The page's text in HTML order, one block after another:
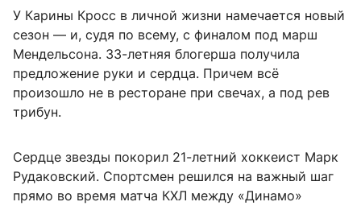
У Карины Кросс в личной жизни намечается новый
сезон — и, судя по всему, с финалом под марш
Мендельсона. 33-летняя блогерша получила
предложение руки и сердца. Причем всё
произошло не в ресторане при свечах, а под рев
трибун.
Сердце звезды покорил 21-летний хоккеист Марк
Рудаковский. Спортсмен решился на важный шаг
прямо во время матча КХЛ между «Динамо»